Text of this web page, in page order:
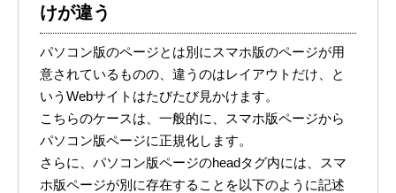
けが違う
パソコン版のページとは別にスマホ版のページが用
意されているものの、違うのはレイアウトだけ、と
いうWebサイトはたびたび見かけます。
こちらのケースは、一般的に、スマホ版ページから
パソコン版ページに正規化します。
さらに、パソコン版ページのheadタグ内には、スマ
ホ版ページが別に存在することを以下のように記述